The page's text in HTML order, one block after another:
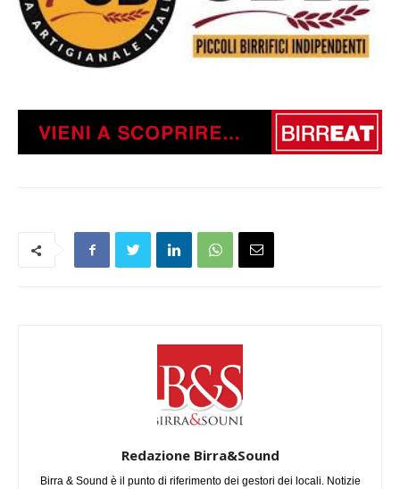
Redazione Birra&Sound
Birra & Sound è il punto di riferimento dei gestori dei locali. Notizie